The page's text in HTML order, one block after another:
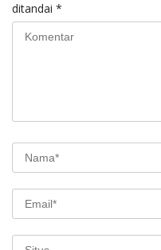
ditandai *